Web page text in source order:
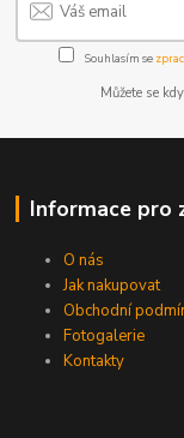
Souhlasím se
Můžete se
Informace pro
O nás
Jak nakupovat
Obchodní
Fotogalerie
Kontakty